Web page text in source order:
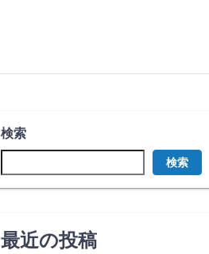
検索
検索
最近の投稿